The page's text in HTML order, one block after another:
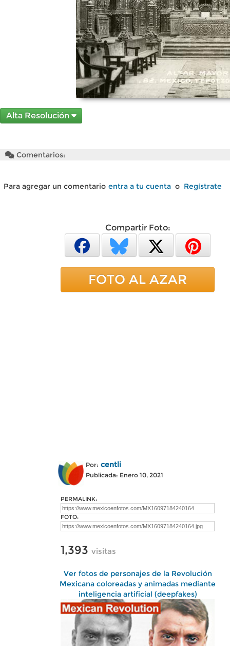
Alta Resolución
Comentarios:
Para agregar un comentario entra a tu cuenta o Regístrate
Compartir Foto:
FOTO AL AZAR
Por: centli
Publicada: Enero 10, 2021
PERMALINK:
FOTO:
1,393 visitas
Ver fotos de personajes de la Revolución
Mexicana coloreadas y animadas mediante
inteligencia artificial (deepfakes)